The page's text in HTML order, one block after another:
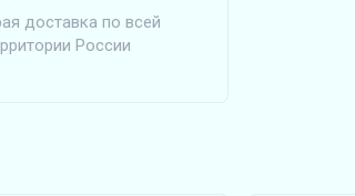
доставка по всей
России